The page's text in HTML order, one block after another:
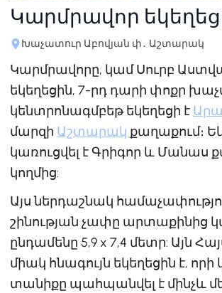
Կարմրավոր
Խաչատուր Աբովյան փ․ Աշտարակ
Կարմրավորը, կամ Սուրբ
եկեղեցին, 7-րդ դարի փոքր
կենտրոնագմբեթ եկեղեցի է
մարզի Աշտարակ քաղաքում։
կառուցվել է Գրիգոր և Մանաս
կողմից:
Այս ներդաշնակ
շինության չափը արտաքինից
ընդամենը 5,9 x 7,4 մետր: Այն
միակ հնագույն եկեղեցին է, որի
տանիքը պահպանվել է մինչև